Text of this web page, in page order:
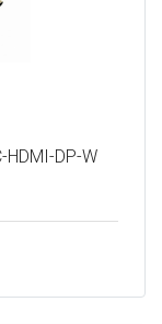
HDMI-DP-W